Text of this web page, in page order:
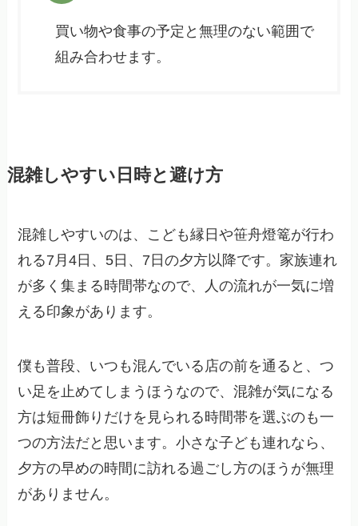
買い物や食事の予定と無理のない範囲で
組み合わせます。
混雑しやすい日時と避け方
混雑しやすいのは、こども縁日や笹舟燈篭が行わ
れる7月4日、5日、7日の夕方以降です。家族連れ
が多く集まる時間帯なので、人の流れが一気に増
える印象があります。
僕も普段、いつも混んでいる店の前を通ると、つ
い足を止めてしまうほうなので、混雑が気になる
方は短冊飾りだけを見られる時間帯を選ぶのも一
つの方法だと思います。小さな子ども連れなら、
夕方の早めの時間に訪れる過ごし方のほうが無理
がありません。